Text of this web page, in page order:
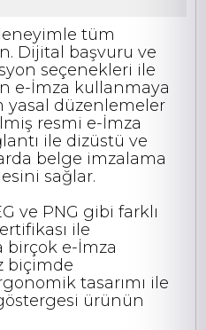
tüm
Dijital başvuru ve
seçenekleri ile
e-İmza kullanmaya
yasal düzenlemeler
resmi e-İmza
ile dizüstü ve
belge imzalama
sağlar.
ve PNG gibi farklı
ile
birçok e-İmza
biçimde
tasarımı ile
ürünün